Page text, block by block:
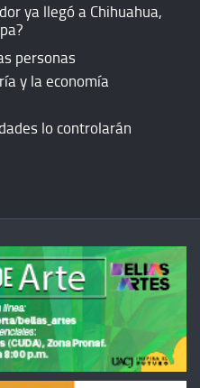
ya llegó a Chihuahua,
personas
y la economía
lo controlarán